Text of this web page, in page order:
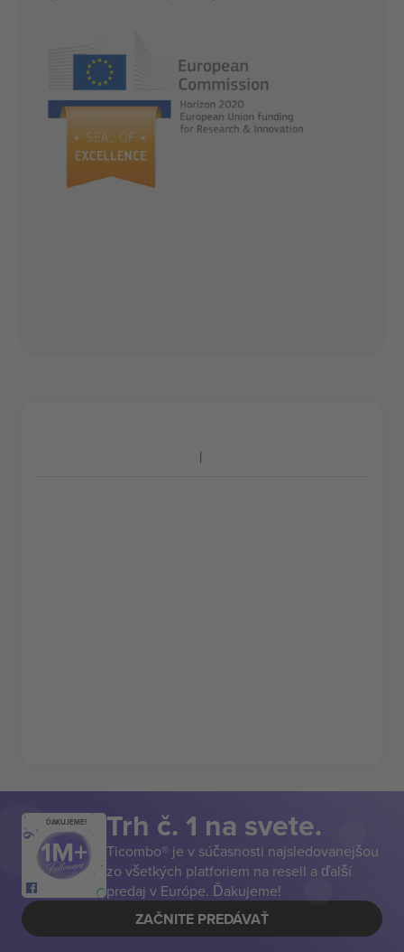
ĎAKUJEME! Trh č. 1 na svete.
Ticombo® je v súčasnosti najsledovanejšou
zo všetkých platforiem na resell a ďalší
predaj v Európe. Ďakujeme!
ZAČNITE PREDÁVAŤ